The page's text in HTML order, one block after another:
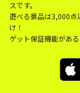
スです。
遊べる景品は3,000点
け！
ゲット保証機能があ